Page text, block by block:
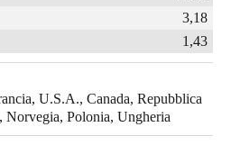
3,18
1,43
U.S.A., Canada, Repubblica
Norvegia, Polonia, Ungheria